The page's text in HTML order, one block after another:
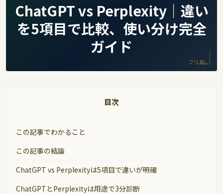
ChatGPT vs Perplexity｜違い
を5項目で比較、使い分け完全
ガイド
フリ転。
目次
この記事でわかること
この記事の結論
ChatGPT vs Perplexityは5項目で違いが明確
ChatGPTとPerplexityは用途で3分診断